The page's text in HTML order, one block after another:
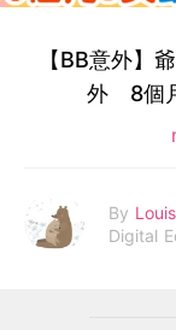
【BB意外】
外 8個
By
Digital